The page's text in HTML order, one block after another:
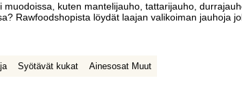
kuten mantelijauho, tattarijauho,
Rawfoodshopista löydät laajan valikoiman jauhoja
Syötävät kukat Ainesosat Muut